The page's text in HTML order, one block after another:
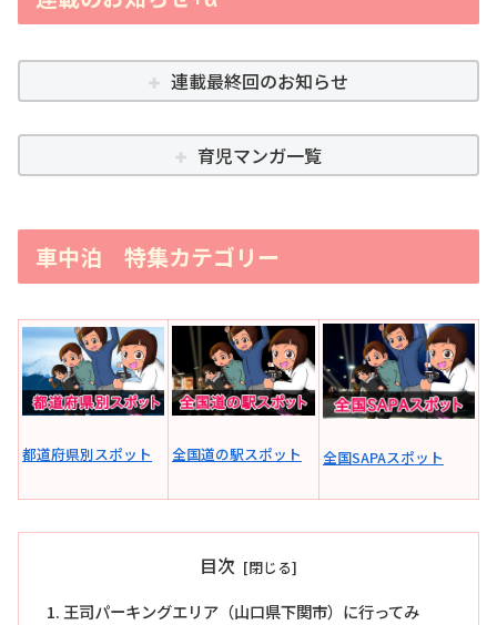
連載最終回のお知らせ
育児マンガ一覧
車中泊 特集カテゴリー
都道府県別スポット 全国道の駅スポット 全国SAPAスポット
目次
王司パーキングエリア（山口県下関市）に行ってみ